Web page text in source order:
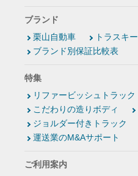
ブランド
栗山自動車
トラスキー
ブランド別保証比較表
特集
リファービッシュトラック
こだわりの造りボディ
ジョルダー付きトラック
運送業のM&Aサポート
ご利用案内